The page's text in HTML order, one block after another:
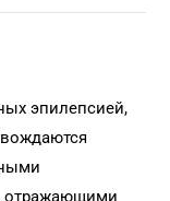
эпилепсией,
отражающими